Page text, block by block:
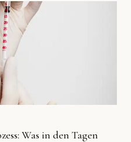
Was in den Tagen